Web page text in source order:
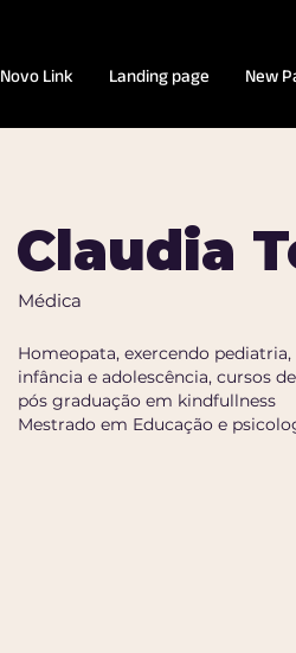
Novo Link Landing page New
Claudia
Médica
Homeopata, exercendo
infância e adolescência, cursos
pós graduação em kindfullness
Mestrado em Educação e